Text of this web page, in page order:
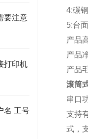
要注意
打印机
名 工号
4:碳
5:台
产品
产品
产品
滚筒
串口
支持
式，